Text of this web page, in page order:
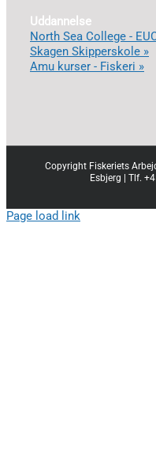
Uddannelse
North Sea College -
Skagen Skipperskole »
Amu kurser - Fiskeri »
Copyright Fiskeriets
Esbjerg | Tlf.
Page load link